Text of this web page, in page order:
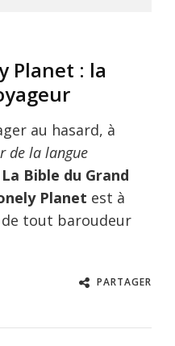
Planet : la
au hasard, à
de la langue
La Bible du Grand
Planet est à
tout baroudeur
PARTAGER